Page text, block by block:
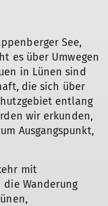
See,
es über Umwegen
in Lünen sind
die sich über
entlang
wir erkunden,
Ausgangspunkt,
mit
die Wanderung